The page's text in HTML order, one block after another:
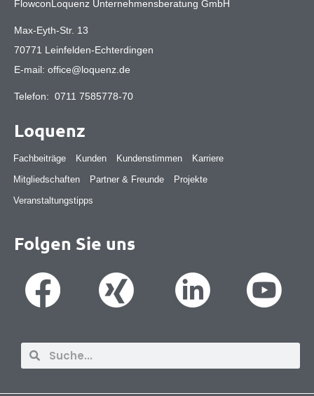
FlowconLoquenz Unternehmensberatung GmbH
Max-Eyth-Str. 13
70771 Leinfelden-Echterdingen
E-mail: office@loquenz.de
Telefon: 0711 7585778-70
Loquenz
Fachbeiträge Kunden Kundenstimmen
Karriere
Mitgliedschaften
Partner & Freunde
Projekte
Veranstaltungstipps
Folgen Sie uns